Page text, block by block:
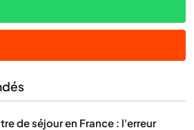
de séjour en France : l'erreur